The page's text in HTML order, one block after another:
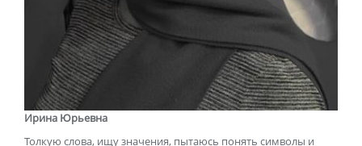
Ирина Юрьевна
Толкую слова, ищу значения, пытаюсь понять символы и